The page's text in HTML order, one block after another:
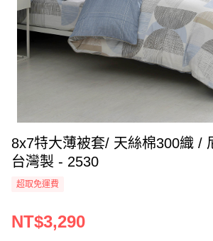
8x7特大薄被套/ 天絲棉300織 /
台灣製 - 2530
超取免運費
NT$3,290